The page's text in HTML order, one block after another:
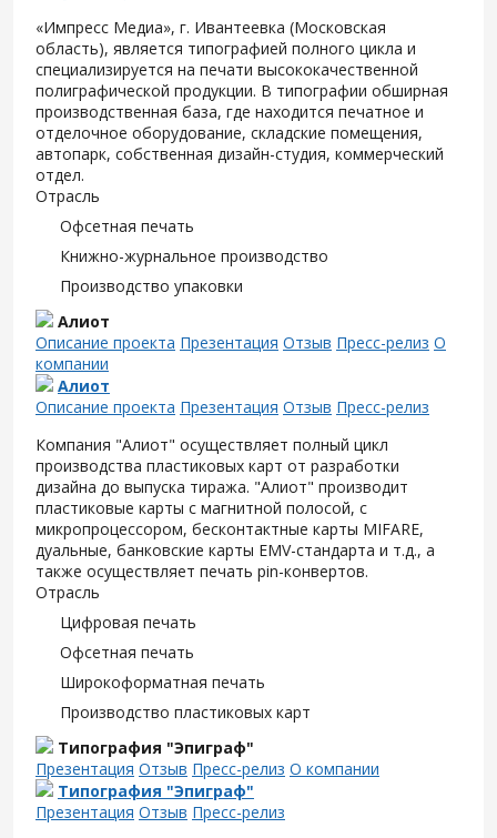
«Импресс Медиа», г. Ивантеевка (Московская
область), является типографией полного цикла и
специализируется на печати высококачественной
полиграфической продукции. В типографии обширная
производственная база, где находится печатное и
отделочное оборудование, складские помещения,
автопарк, собственная дизайн-студия, коммерческий
отдел.
Отрасль
Офсетная печать
Книжно-журнальное производство
Производство упаковки
Алиот
Описание проекта Презентация Отзыв Пресс-релиз О
компании
Алиот
Описание проекта Презентация Отзыв Пресс-релиз
Компания "Алиот" осуществляет полный цикл
производства пластиковых карт от разработки
дизайна до выпуска тиража. "Алиот" производит
пластиковые карты с магнитной полосой, с
микропроцессором, бесконтактные карты MIFARE,
дуальные, банковские карты EMV-стандарта и т.д., а
также осуществляет печать pin-конвертов.
Отрасль
Цифровая печать
Офсетная печать
Широкоформатная печать
Производство пластиковых карт
Типография "Эпиграф"
Презентация Отзыв Пресс-релиз О компании
Типография "Эпиграф"
Презентация Отзыв Пресс-релиз